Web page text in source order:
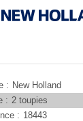
New Holland
2 toupies
18443